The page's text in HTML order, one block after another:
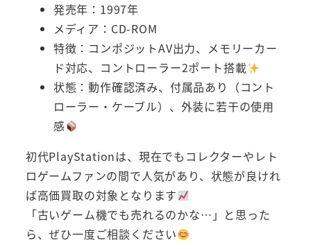
発売年：1997年
メディア：CD-ROM
特徴：コンポジットAV出力、メモリーカー
ド対応、コントローラー2ポート搭載
状態：動作確認済み、付属品あり（コント
ローラー・ケーブル）、外装に若干の使用
感
初代PlayStationは、現在でもコレクターやレト
ロゲームファンの間で人気があり、状態が良けれ
ば高価買取の対象となります
「古いゲーム機でも売れるのかな…」と思った
ら、ぜひ一度ご相談ください